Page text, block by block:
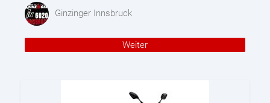
Ginzinger Innsbruck
Weiter